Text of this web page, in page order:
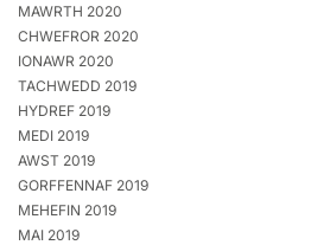
MAWRTH 2020
CHWEFROR 2020
IONAWR 2020
TACHWEDD 2019
HYDREF 2019
MEDI 2019
AWST 2019
GORFFENNAF 2019
MEHEFIN 2019
MAI 2019